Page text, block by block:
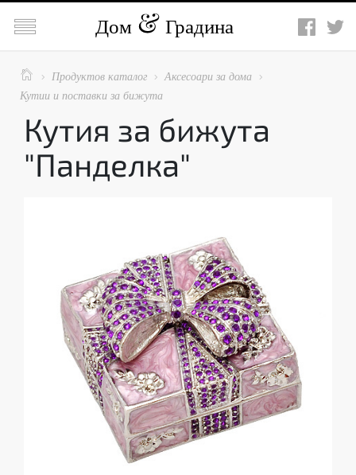
 Дом Градина
  Продуктов каталог  Аксесоари за дома 
Кутии и поставки за бижута
Кутия за бижута
"Панделка"